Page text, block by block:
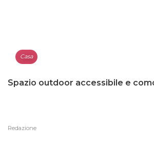
Casa
Spazio outdoor accessibile e
Redazione